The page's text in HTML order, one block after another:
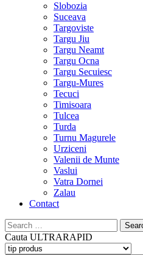
Slobozia
Suceava
Targoviste
Targu Jiu
Targu Neamt
Targu Ocna
Targu Secuiesc
Targu-Mures
Tecuci
Timisoara
Tulcea
Turda
Turnu Magurele
Urziceni
Valenii de Munte
Vaslui
Vatra Dornei
Zalau
Contact
Search
for:
Cauta ULTRARAPID